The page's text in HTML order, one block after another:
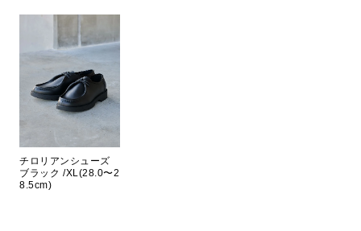
チロリアンシューズ
ブラック /XL(28.0〜2
8.5cm)